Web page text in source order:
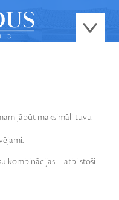
jābūt maksimāli tuvu
kombinācijas – atbilstoši